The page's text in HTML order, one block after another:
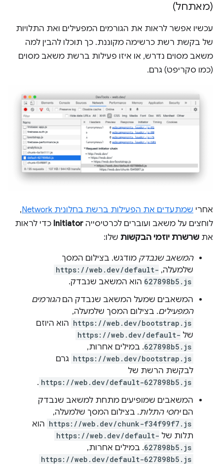
(מאתחל)
עכשיו אפשר לראות את הגורמים המפעילים ואת התלויות
של בקשת רשת כרשימה מקוננת. כך תוכלו להבין למה
משאב מסוים נדרש, או איזו פעילות ברשת משאב מסוים
(כמו סקריפט) גרם.
אחרי שמתעדים את הפעילות ברשת בחלונית Network
,
לוחצים על משאב ועוברים לכרטיסייה Initiator כדי לראות
את שרשרת יוזמי הבקשות שלו:
המשאב שנבדק מודגש. בצילום המסך
שלמעלה, https://web.dev/default-
627898b5.js הוא המשאב שנבדק.
המשאבים שמעל המשאב שנבדק הםהגורמים
המפעילים. בצילום המסך שלמעלה,
https://web.dev/bootstrap.js הוא היוזם
של https://web.dev/default-
627898b5.js. במילים אחרות,
https://web.dev/bootstrap.js גרם
לבקשת הרשת של
https://web.dev/default-627898b5.js
.
המשאבים שמופיעים מתחת למשאב שנבדק
הםיחסי התלות. בצילום המסך שלמעלה,
https://web.dev/chunk-f34f99f7.js הוא
תלות של https://web.dev/default-
627898b5.js. במילים אחרות,
https://web.dev/default-627898b5.js